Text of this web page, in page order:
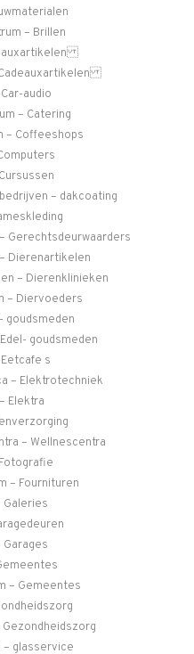
– Brillen
Cadeauxartikelen
audio
– Catering
– Coffeeshops
– dakcoating
Gerechtsdeurwaarders
Dierenartikelen
– Dierenklinieken
– Diervoeders
goudsmeden
goudsmeden
s
– Elektrotechniek
Elektra
– Wellnescentra
– Fournituren
Galeries
Garages
– Gemeentes
– glasservice